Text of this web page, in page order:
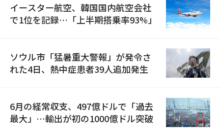
イースター航空、韓国国内航空会社
で1位を記録…「上半期搭乗率93%」
ソウル市「猛暑重大警報」が発令さ
れた4日、熱中症患者39人追加発生
6月の経常収支、497億ドルで「過去
最大」…輸出が初の1000億ドル突破